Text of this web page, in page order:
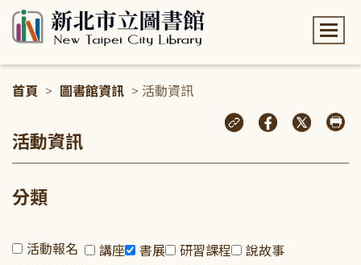
首頁 > 圖書館資訊 > 活動資訊
活動資訊
分類
活動報名 講座 書展 研習課程
說故事